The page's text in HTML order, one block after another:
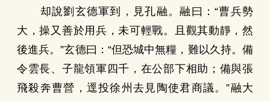
却說劉玄德軍到，見孔融。融曰：“曹兵勢
大，操又善於用兵，未可輕戰。且觀其動靜，然
後進兵。”玄德曰：“但恐城中無糧，難以久持。備
令雲長、子龍領軍四千，在公部下相助；備與張
飛殺奔曹營，逕投徐州去見陶使君商議。”融大